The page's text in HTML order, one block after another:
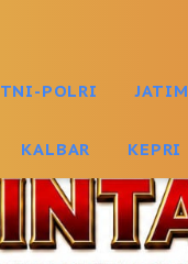
TNI-POLRI JATIM
KALBAR KEPRI